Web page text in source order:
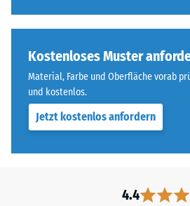
Kostenloses Muster
Material, Farbe und Oberfläche vorab
und kostenlos.
Jetzt kostenlos anfordern
4.4